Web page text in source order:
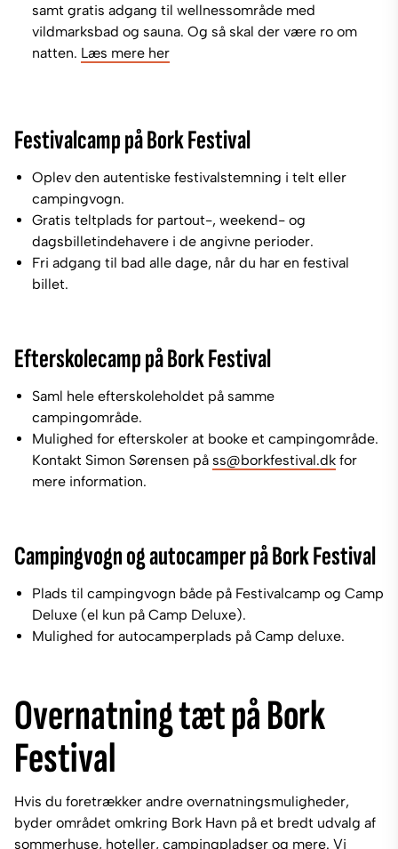
samt gratis adgang til wellnessområde med
vildmarksbad og sauna. Og så skal der være ro om
natten. Læs mere her
Festivalcamp på Bork Festival
Oplev den autentiske festivalstemning i telt eller
campingvogn.
Gratis teltplads for partout-, weekend- og
dagsbilletindehavere i de angivne perioder.
Fri adgang til bad alle dage, når du har en festival
billet.
Efterskolecamp på Bork Festival
Saml hele efterskoleholdet på samme
campingområde.
Mulighed for efterskoler at booke et campingområde.
Kontakt Simon Sørensen på ss@borkfestival.dk for
mere information.
Campingvogn og autocamper på Bork Festival
Plads til campingvogn både på Festivalcamp og Camp
Deluxe (el kun på Camp Deluxe).
Mulighed for autocamperplads på Camp deluxe.
Overnatning tæt på Bork
Festival
Hvis du foretrækker andre overnatningsmuligheder,
byder området omkring Bork Havn på et bredt udvalg af
sommerhuse, hoteller, campingpladser og mere. Vi